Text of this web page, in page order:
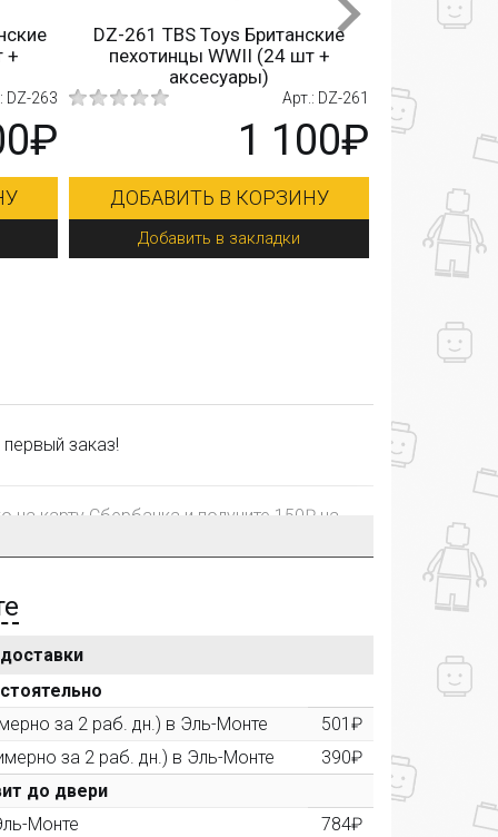
DZ-263
DZ-261 TBS Toys Британские
пехотинцы WWII (24 шт +
аксесуары)
Арт.: DZ-261
1 100₽
ДОБАВИТЬ В КОРЗИНУ
Добавить в закладки
заказ!
на карту Сбербанка и получите 150₽ на
Вы получите постоянную скидку на
и получите дополнительную скидку
рублей).
за 2 раб. дн.) в Эль-Монте
501₽
за 2 раб. дн.) в Эль-Монте
390₽
до двери
Монте
784₽